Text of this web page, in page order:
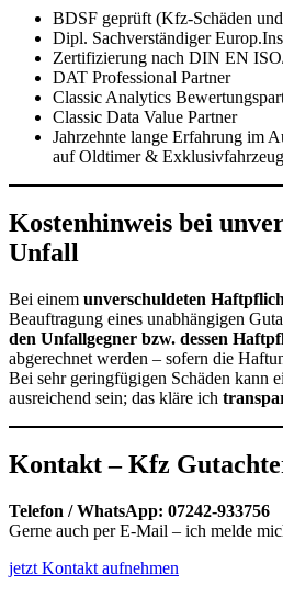
BDSF geprüft (Kfz-Schäden
Dipl. Sachverständiger
Zertifizierung nach DIN EN
DAT Professional Partner
Classic Analytics
Classic Data Value Partner
Jahrzehnte lange Erfahrung im
auf Oldtimer &
Kostenhinweis bei
Unfall
Bei einem unverschuldeten
Beauftragung eines unabhängigen
den Unfallgegner bzw. dessen
abgerechnet werden – sofern die
Bei sehr geringfügigen Schäden kann
ausreichend sein; das kläre ich
Kontakt – Kfz
Telefon / WhatsApp: 07242-933756
Gerne auch per E-Mail – ich melde
jetzt Kontakt aufnehmen